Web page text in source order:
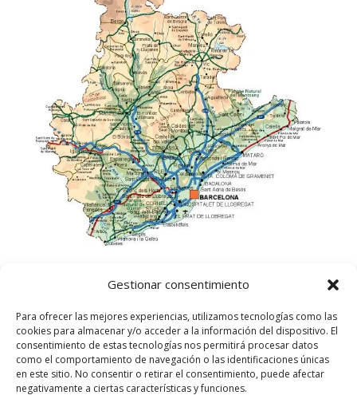
Gestionar consentimiento
Para ofrecer las mejores experiencias, utilizamos tecnologías como las
cookies para almacenar y/o acceder a la información del dispositivo. El
consentimiento de estas tecnologías nos permitirá procesar datos
como el comportamiento de navegación o las identificaciones únicas
en este sitio. No consentir o retirar el consentimiento, puede afectar
negativamente a ciertas características y funciones.